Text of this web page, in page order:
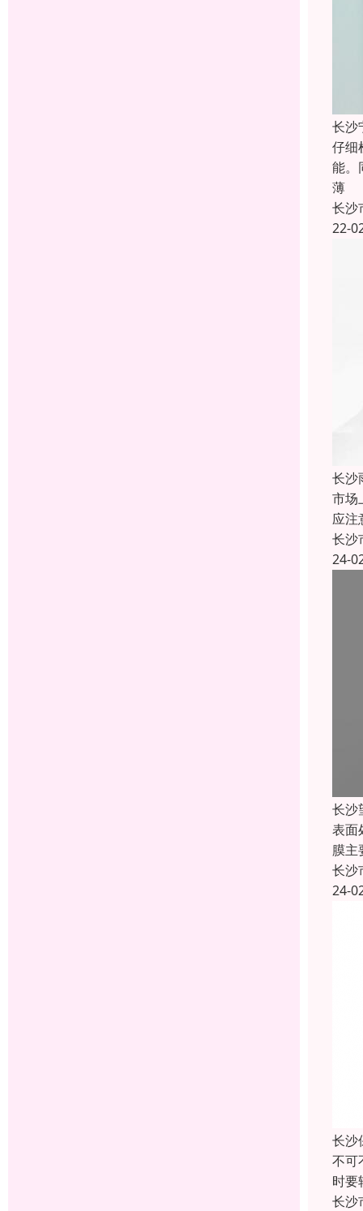
长沙
仔细
能。
薄
长沙
22-
长沙
市场
应注
长沙
24-
长沙
表面
膜主
长沙
24-
长沙
不可
时要
长沙